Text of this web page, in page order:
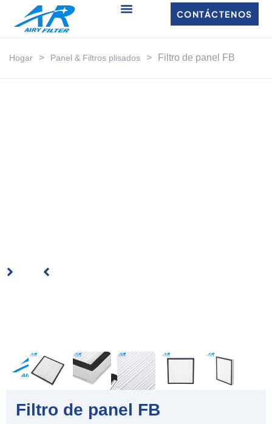
CONTÁCTENOS
Hogar > Panel & Filtros plisados > Filtro de panel FB
Filtro de panel FB